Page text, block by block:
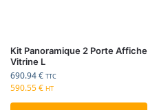
Kit Panoramique 2 Porte Affiche
Vitrine L
690.94€ TTC
590.55€ HT